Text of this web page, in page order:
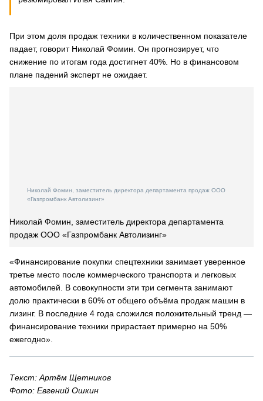
При этом доля продаж техники в количественном показателе
падает, говорит Николай Фомин. Он прогнозирует, что
снижение по итогам года достигнет 40%. Но в финансовом
плане падений эксперт не ожидает.
Николай Фомин, заместитель директора департамента продаж ООО
«Газпромбанк Автолизинг»
Николай Фомин, заместитель директора департамента
продаж ООО «Газпромбанк Автолизинг»
«Финансирование покупки спецтехники занимает уверенное
третье место после коммерческого транспорта и легковых
автомобилей. В совокупности эти три сегмента занимают
долю практически в 60% от общего объёма продаж машин в
лизинг. В последние 4 года сложился положительный тренд —
финансирование техники прирастает примерно на 50%
ежегодно».
Текст: Артём Щетников
Фото: Евгений Ошкин